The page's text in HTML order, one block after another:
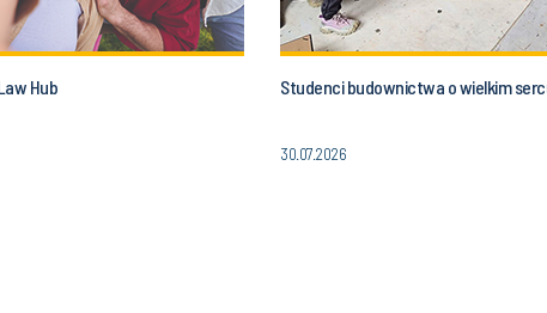
Hub Studenci budownictwa o wielkim
30.07.2026